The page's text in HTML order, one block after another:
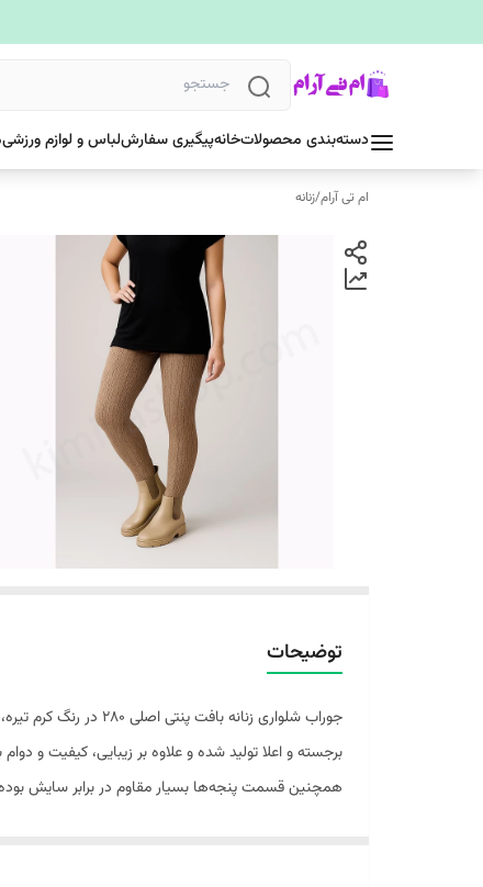
دسته‌بندی محصولاتخانهپیگیری سفارشلباس و لوازم ورزشی
ام تی آرام/زنانه
توضیحات
جوراب شلواری
برجسته و اعلا تولید شده و علاوه بر زیبایی، کیفیت و
همچنین قسمت پنجه‌ها بسیار مقاوم در برابر سایش